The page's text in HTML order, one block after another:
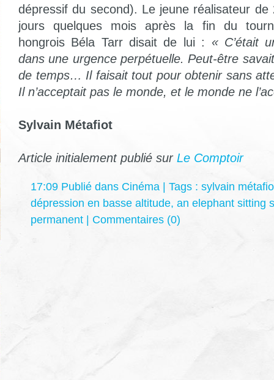
dépressif du second). Le jeune réalisateur
jours quelques mois après la fin du
hongrois Béla Tarr disait de lui : « C’était
dans une urgence perpétuelle. Peut-être
de temps… Il faisait tout pour obtenir sans
Il n’acceptait pas le monde, et le monde ne
Sylvain Métafiot
Article initialement publié sur Le Comptoir
17:09 Publié dans Cinéma | Tags : sylvain
dépression en basse altitude, an elephant sitting
permanent | Commentaires (0)